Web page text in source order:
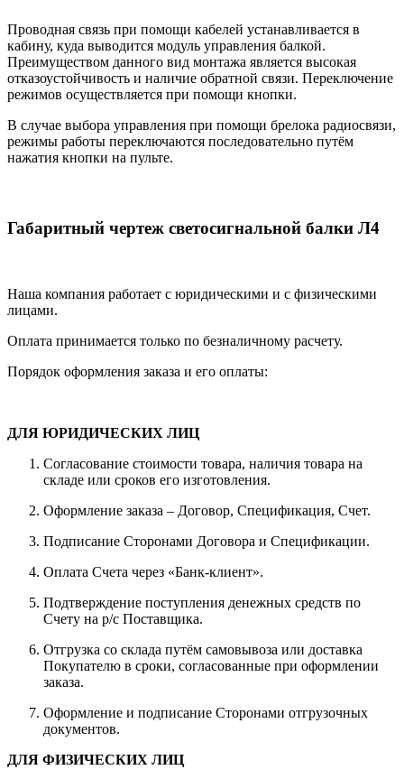
Проводная связь при помощи кабелей устанавливается в
кабину, куда выводится модуль управления балкой.
Преимуществом данного вид монтажа является высокая
отказоустойчивость и наличие обратной связи. Переключение
режимов осуществляется при помощи кнопки.
В случае выбора управления при помощи брелока радиосвязи,
режимы работы переключаются последовательно путём
нажатия кнопки на пульте.
Габаритный чертеж светосигнальной балки Л4
Наша компания работает с юридическими и с физическими
лицами.
Оплата принимается только по безналичному расчету.
Порядок оформления заказа и его оплаты:
ДЛЯ ЮРИДИЧЕСКИХ ЛИЦ
Согласование стоимости товара, наличия товара на
складе или сроков его изготовления.
Оформление заказа – Договор, Спецификация, Счет.
Подписание Сторонами Договора и Спецификации.
Оплата Счета через «Банк-клиент».
Подтверждение поступления денежных средств по
Счету на р/с Поставщика.
Отгрузка со склада путём самовывоза или доставка
Покупателю в сроки, согласованные при оформлении
заказа.
Оформление и подписание Сторонами отгрузочных
документов.
ДЛЯ ФИЗИЧЕСКИХ ЛИЦ